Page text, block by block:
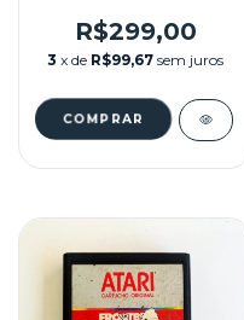
R$299,00
3 x de R$99,67 sem juros